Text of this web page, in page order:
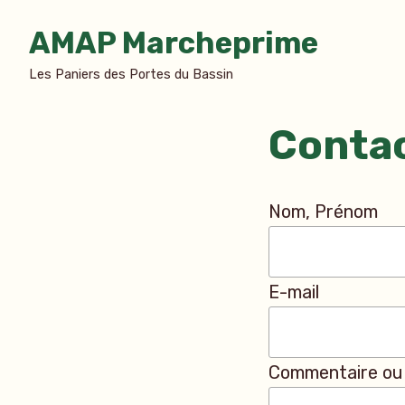
contenu
AMAP Marcheprime
Les Paniers des Portes du Bassin
Nom, Prénom
E-mail
Commentaire